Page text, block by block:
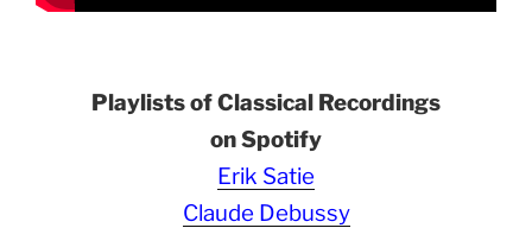
Playlists of Classical Recordings
on Spotify
Erik Satie
Claude Debussy